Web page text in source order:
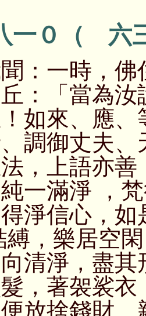
一０（ 六
一時，佛
：「當為
如來、應
調御丈夫
，上語亦
一滿淨 ，
淨信心，
縛，樂居空
清淨，盡
，著袈裟
放捨錢財